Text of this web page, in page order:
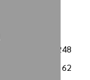
3248
2362